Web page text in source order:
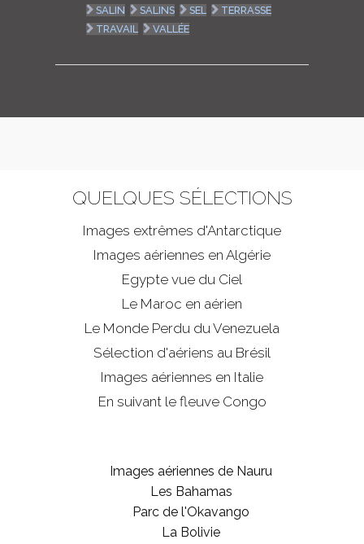
SALIN
SALINS SEL
TERRASSE
TRAVAIL
VALLÉE
QUELQUES SÉLECTIONS
Images extrêmes d'Antarctique
Images aériennes en Algérie
Egypte vue du Ciel
Le Maroc en aérien
Le Monde Perdu du Venezuela
Sélection d'aériens au Brésil
Images aériennes en Italie
En suivant le fleuve Congo
Images aériennes de Nauru
Les Bahamas
Parc de l'Okavango
La Bolivie